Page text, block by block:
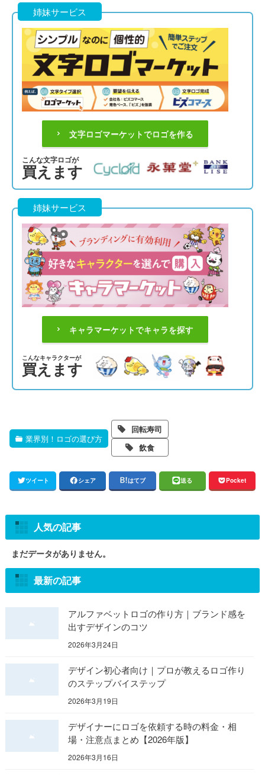
姉妹サービス
文字ロゴマーケットでロゴを作る
こんな文字ロゴが
買えます
姉妹サービス
キャラマーケットでキャラを探す
こんなキャラクターが
買えます
業界別！ロゴの選び方
回転寿司
飲食
ツイート シェア はてブ 送る Pocket
人気の記事
まだデータがありません。
最新の記事
アルファベットロゴの作り方｜ブランド感を
出すデザインのコツ
2026年3月24日
デザイン初心者向け｜プロが教えるロゴ作り
のステップバイステップ
2026年3月19日
デザイナーにロゴを依頼する時の料金・相
場・注意点まとめ【2026年版】
2026年3月16日